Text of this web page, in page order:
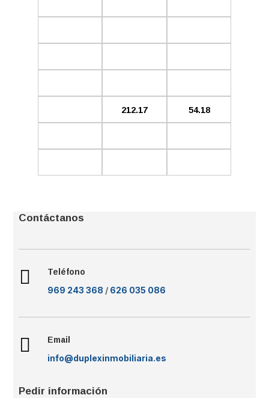
212.17 54.18
Contáctanos
 Teléfono
969 243 368 / 626 035 086
 Email
info@duplexinmobiliaria.es
Pedir información